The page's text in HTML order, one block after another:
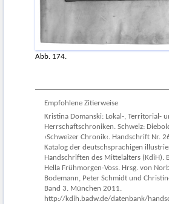
Abb. 174.
Empfohlene Zitierweise
Kristina Domanski: Lokal-, Territorial-
Herrschaftschroniken. Schweiz:
›Schweizer Chronik‹. Handschrift Nr.
Katalog der deutschsprachigen
Handschriften des Mittelalters (KdiH).
Hella Frühmorgen-Voss. Hrsg. von
Bodemann, Peter Schmidt und
Band 3. München 2011.
http://kdih.badw.de/datenbank/